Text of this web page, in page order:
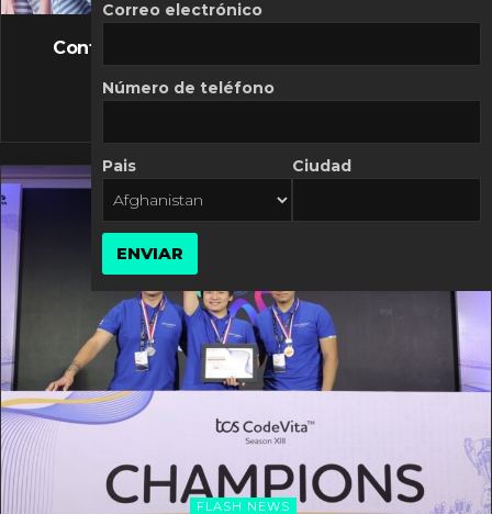
FLASH NEWS
Controversia de Mercado Libre por costos
10 MARZO, 2026
FLASH NEWS
Correo electrónico
Número de teléfono
Pais Ciudad
ENVIAR